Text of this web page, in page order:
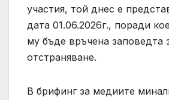
участия, той днес е
дата 01.06.2026г., поради
му бъде връчена заповедта
отстраняване.
В брифинг за медиите